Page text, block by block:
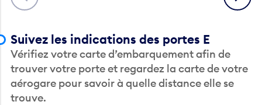
Suivez les indications des portes E
Vérifiez votre carte d’embarquement afin de
trouver votre porte et regardez la carte de votre
aérogare pour savoir à quelle distance elle se
trouve.